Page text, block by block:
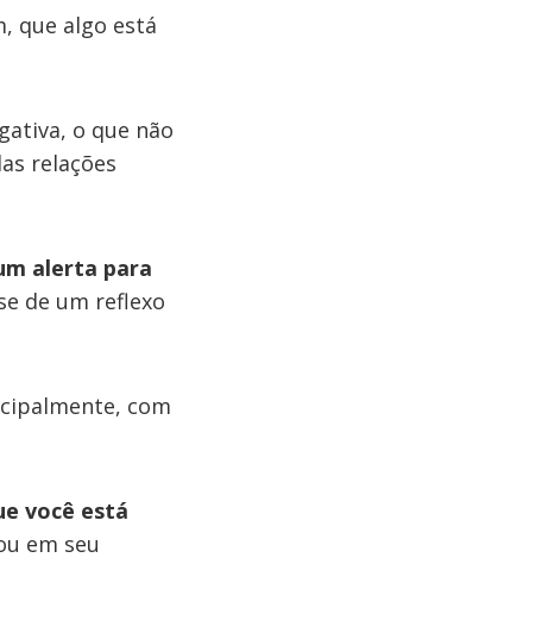
que algo está
o que não
relações
alerta para
de um reflexo
com
você está
em seu